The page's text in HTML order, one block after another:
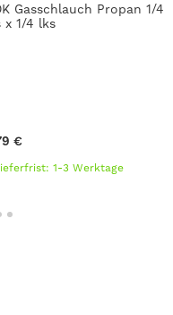
Gasschlauch Propan 1/4
x 1/4 lks
€
1-3 Werktage